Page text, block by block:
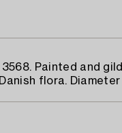
Painted and
flora. Diameter